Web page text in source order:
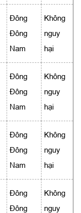
Đông
Đông
Nam
Không
nguy
hại
Đông
Đông
Nam
Không
nguy
hại
Đông
Đông
Nam
Không
nguy
hại
Đông
Đông
Không
nguy